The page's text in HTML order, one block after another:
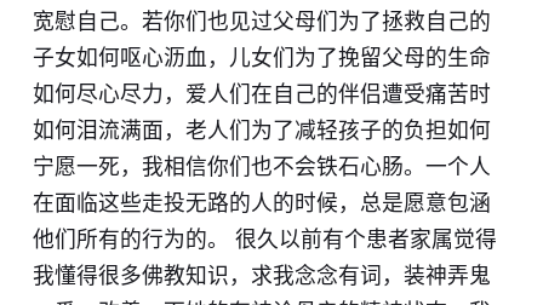
宽慰自己。若你们也见过父母们为了拯救自己的
子女如何呕心沥血，儿女们为了挽留父母的生命
如何尽心尽力，爱人们在自己的伴侣遭受痛苦时
如何泪流满面，老人们为了减轻孩子的负担如何
宁愿一死，我相信你们也不会铁石心肠。一个人
在面临这些走投无路的人的时候，总是愿意包涵
他们所有的行为的。 很久以前有个患者家属觉得
我懂得很多佛教知识，求我念念有词，装神弄鬼